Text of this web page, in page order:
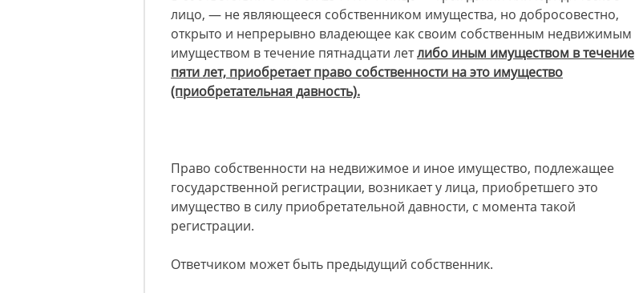
лицо, — не являющееся собственником имущества, но добросовестно,
открыто и непрерывно владеющее как своим собственным недвижимым
имуществом в течение пятнадцати летлибо иным имуществом в течение
пяти лет, приобретает право собственности на это имущество
(приобретательная давность).
Право собственности на недвижимое и иное имущество, подлежащее
государственной регистрации, возникает у лица, приобретшего это
имущество в силу приобретательной давности, с момента такой
регистрации.
Ответчиком может быть предыдущий собственник.